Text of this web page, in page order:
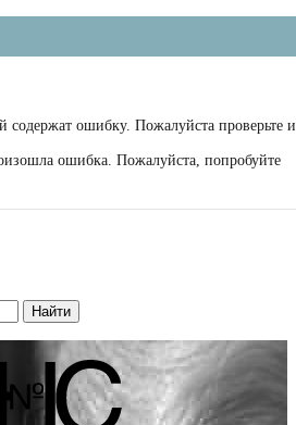
содержат ошибку. Пожалуйста проверьте и
ошибка. Пожалуйста, попробуйте